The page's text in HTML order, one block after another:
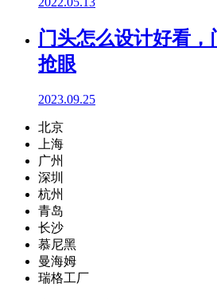
门头怎么设计好看
抢眼
2023.09.25
北京
上海
广州
深圳
杭州
青岛
长沙
慕尼黑
曼海姆
瑞格工厂